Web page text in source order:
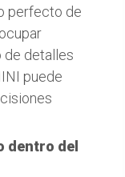
perfecto de
de detalles
puede
dentro del